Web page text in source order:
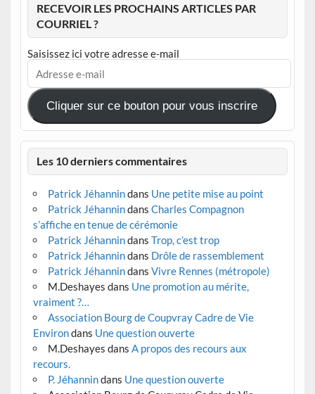
RECEVOIR LES PROCHAINS ARTICLES PAR
COURRIEL ?
Saisissez ici votre adresse e-mail
Adresse
mail
Cliquer sur ce bouton pour vous inscrire
Les 10 derniers commentaires
Patrick Jéhannindans Une petite mise au point
Patrick Jéhannindans Charles Compagnon
s’affiche en tenue de cérémonie
Patrick Jéhannindans Trop, c’est trop
Patrick Jéhannindans Drôle de rassemblement
Patrick Jéhannindans Vivre Rennes (métropole)
M.Deshayes dans Une promotion au mérite,
vraiment ?…
Association Bourg de Coupvray Cadre de Vie
Environdans Une question ouverte
M.Deshayes dans A propos des recours aux
recours.
P. Jéhannindans Une question ouverte